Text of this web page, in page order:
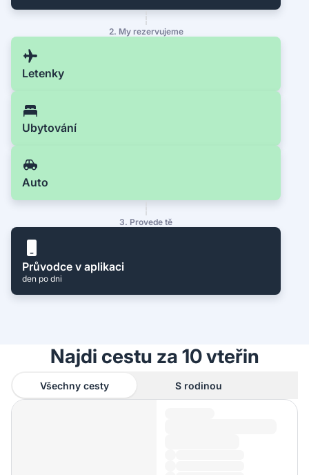
2. My rezervujeme
Letenky
Ubytování
Auto
3. Provede tě
Průvodce v aplikaci
den po dni
Najdi cestu za 10 vteřin
Všechny cesty S rodinou